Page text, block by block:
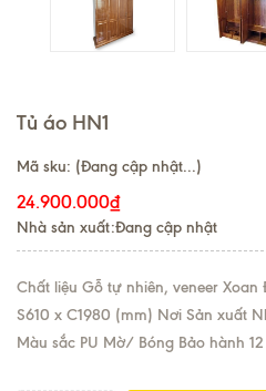
Tủ áo HN1
Mã sku: (Đang cập nhật...)
24.900.000₫
Nhà sản xuất:Đang cập nhật
Chất liệu Gỗ tự nhiên, veneer
S610 x C1980 (mm) Nơi Sản xuất
Màu sắc PU Mờ/ Bóng Bảo hành